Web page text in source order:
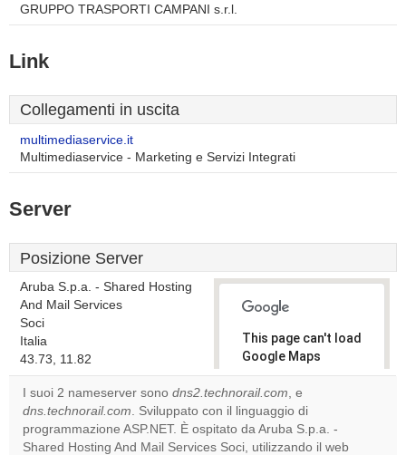
GRUPPO TRASPORTI CAMPANI s.r.l.
Link
Collegamenti in uscita
multimediaservice.it
Multimediaservice - Marketing e Servizi Integrati
Server
Posizione Server
Aruba S.p.a. - Shared Hosting
And Mail Services
Soci
Italia
43.73, 11.82
This page can't load
Google Maps
correctly.
Do you
own this
website?
I suoi 2 nameserver sono dns2.technorail.com, e
dns.technorail.com. Sviluppato con il linguaggio di
programmazione ASP.NET. È ospitato da Aruba S.p.a. -
Shared Hosting And Mail Services Soci, utilizzando il web